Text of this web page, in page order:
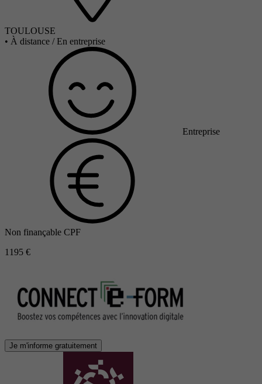
TOULOUSE
• À distance / En entreprise
Entreprise
Non finançable CPF
1195 €
Je m'informe gratuitement